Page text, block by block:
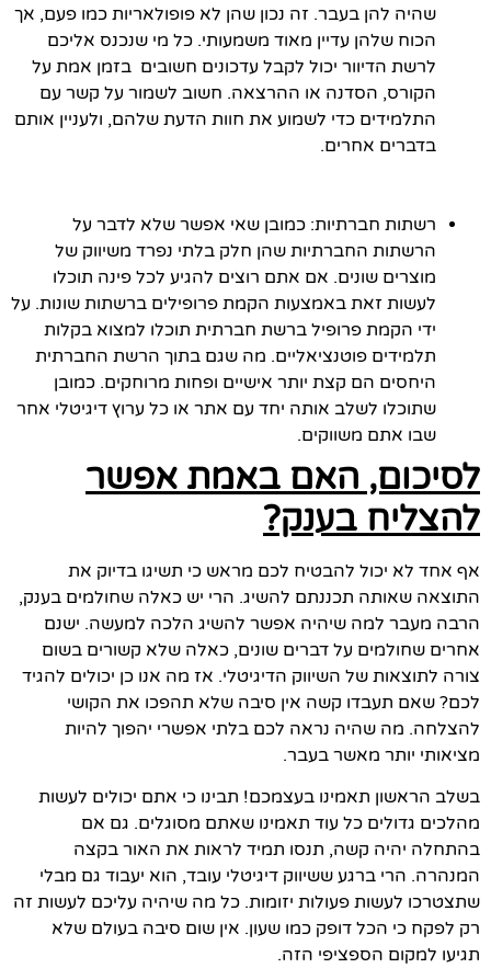
שהיה להן בעבר. זה נכון שהן לא פופולאריות כמו פעם, אך
הכוח שלהן עדיין מאוד משמעותי. כל מי שנכנס אליכם
לרשת הדיוור יכול לקבל עדכונים חשובים בזמן אמת על
הקורס, הסדנה או ההרצאה. חשוב לשמור על קשר עם
התלמידים כדי לשמוע את חוות הדעת שלהם, ולעניין אותם
בדברים אחרים.
רשתות חברתיות: כמובן שאי אפשר שלא לדבר על
הרשתות החברתיות שהן חלק בלתי נפרד משיווק של
מוצרים שונים. אם אתם רוצים להגיע לכל פינה תוכלו
לעשות זאת באמצעות הקמת פרופילים ברשתות שונות. על
ידי הקמת פרופיל ברשת חברתית תוכלו למצוא בקלות
תלמידים פוטנציאליים. מה שגם בתוך הרשת החברתית
היחסים הם קצת יותר אישיים ופחות מרוחקים. כמובן
שתוכלו לשלב אותה יחד עם אתר או כל ערוץ דיגיטלי אחר
שבו אתם משווקים.
לסיכום, האם באמת אפשר
להצליח בענק?
אף אחד לא יכול להבטיח לכם מראש כי תשיגו בדיוק את
התוצאה שאותה תכננתם להשיג. הרי יש כאלה שחולמים בענק,
הרבה מעבר למה שיהיה אפשר להשיג הלכה למעשה. ישנם
אחרים שחולמים על דברים שונים, כאלה שלא קשורים בשום
צורה לתוצאות של השיווק הדיגיטלי. אז מה אנו כן יכולים להגיד
לכם? שאם תעבדו קשה אין סיבה שלא תהפכו את הקושי
להצלחה. מה שהיה נראה לכם בלתי אפשרי יהפוך להיות
מציאותי יותר מאשר בעבר.
בשלב הראשון תאמינו בעצמכם! תבינו כי אתם יכולים לעשות
מהלכים גדולים כל עוד תאמינו שאתם מסוגלים. גם אם
בהתחלה יהיה קשה, תנסו תמיד לראות את האור בקצה
המנהרה. הרי ברגע ששיווק דיגיטלי עובד, הוא יעבוד גם מבלי
שתצטרכו לעשות פעולות יזומות. כל מה שיהיה עליכם לעשות זה
רק לפקח כי הכל דופק כמו שעון. אין שום סיבה בעולם שלא
תגיעו למקום הספציפי הזה.